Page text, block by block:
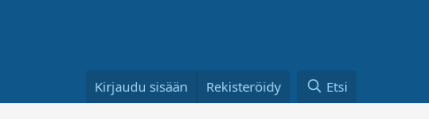
Kirjaudu sisään Rekisteröidy Etsi